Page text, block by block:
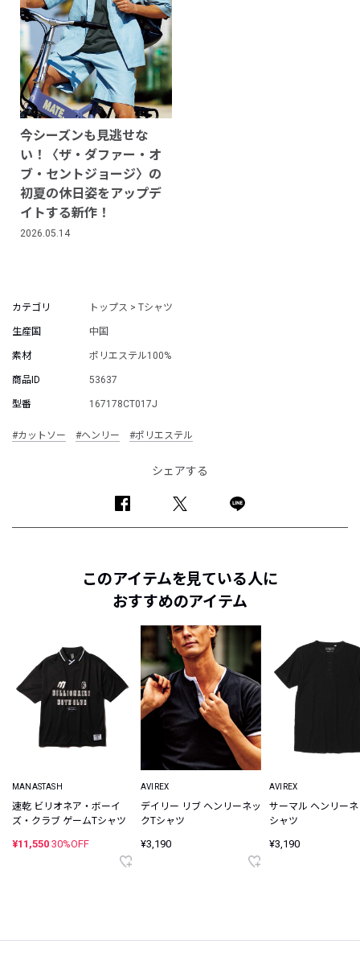
今シーズンも見逃せな
い！〈ザ・ダファー・オ
ブ・セントジョージ〉の
初夏の休日姿をアップデ
イトする新作！
2026.05.14
カテゴリ トップス > Tシャツ
生産国 中国
素材 ポリエステル100%
商品ID 53637
型番 167178CT017J
#カットソー #ヘンリー #ポリエステル
シェアする
このアイテムを見ている人に
おすすめのアイテム
MANASTASH
速乾 ビリオネア・ボーイ
ズ・クラブ ゲームTシャツ
¥11,550 30%OFF
AVIREX
デイリー リブ ヘンリーネッ
クTシャツ
¥3,190
AVIREX
サーマル ヘンリー
シャツ
¥3,190